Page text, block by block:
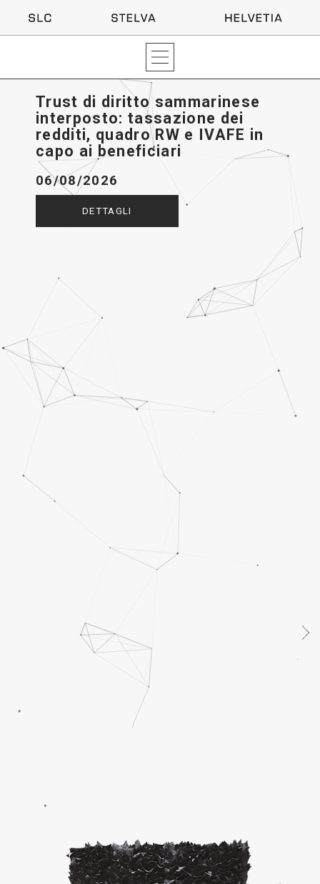
Trust di diritto sammarinese
interposto: tassazione dei
redditi, quadro RW e IVAFE in
capo ai beneficiari
06/08/2026
DETTAGLI